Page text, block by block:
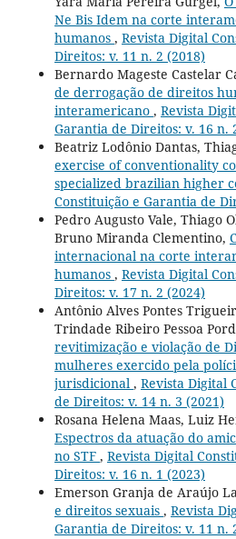
Ne Bis Idem na corte
humanos , Revista Digital
Direitos: v. 11 n. 2 (2018)
Bernardo Mageste Castelar
de derrogação de direitos
interamericano , Revista
Garantia de Direitos: v. 16 n.
Beatriz Lodônio Dantas,
exercise of conventionality
specialized brazilian higher
Constituição e Garantia de
Pedro Augusto Vale, Thiago
Bruno Miranda Clementino,
internacional na corte
humanos , Revista Digital
Direitos: v. 17 n. 2 (2024)
Antônio Alves Pontes
Trindade Ribeiro Pessoa
revitimização e violação de
mulheres exercido pela
jurisdicional , Revista Digital
de Direitos: v. 14 n. 3 (2021)
Rosana Helena Maas, Luiz
Espectros da atuação do
no STF , Revista Digital
Direitos: v. 16 n. 1 (2023)
Emerson Granja de Araújo
e direitos sexuais , Revista
Garantia de Direitos: v. 11 n.